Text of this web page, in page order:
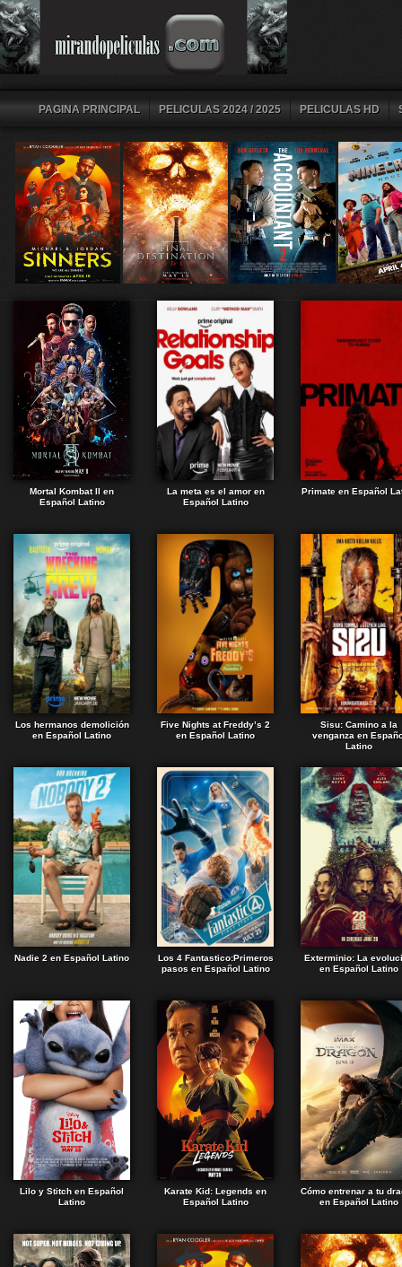
PAGINA PRINCIPAL PELICULAS 2024 / 2025 PELICULAS HD
Mortal Kombat II en
Español Latino
La meta es el amor en
Español Latino
Primate en Español
Los hermanos demolición
en Español Latino
Five Nights at Freddy’s 2
en Español Latino
Sisu: Camino a la
venganza en
Latino
Nadie 2 en Español Latino
Los 4 Fantastico:Primeros
pasos en Español Latino
Exterminio: La
en Español Latino
Lilo y Stitch en Español
Latino
Karate Kid: Legends en
Español Latino
Cómo entrenar a tu
en Español Latino